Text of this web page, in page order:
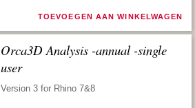
TOEVOEGEN AAN WINKELWAGEN
Orca3D Analysis -annual -single
user
Version 3 for Rhino 7&8